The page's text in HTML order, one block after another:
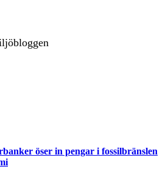
öser in pengar i fossilbränslen